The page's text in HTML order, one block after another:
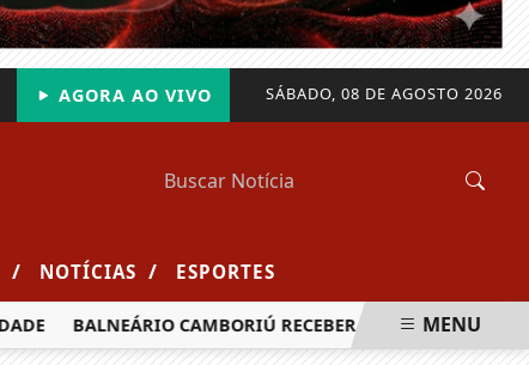
SÁBADO, 08 DE AGOSTO 2026
AGORA AO VIVO
/ NOTÍCIAS / ESPORTES
BALNEÁRIO CAMBORIÚ RECEBERÁ MAIS DE 120 MENU